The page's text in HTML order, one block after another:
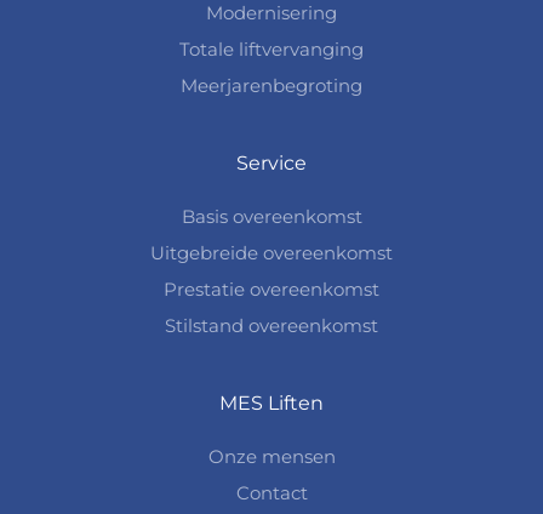
Modernisering
Totale liftvervanging
Meerjarenbegroting
Service
Basis overeenkomst
Uitgebreide overeenkomst
Prestatie overeenkomst
Stilstand overeenkomst
MES Liften
Onze mensen
Contact